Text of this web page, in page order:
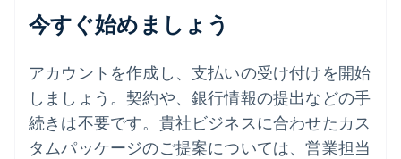
今すぐ始めましょう
アカウントを作成し、支払いの受け付けを開始
しましょう。契約や、銀行情報の提出などの手
続きは不要です。貴社ビジネスに合わせたカス
タムパッケージのご提案については、営業担当
ドイツ
ニュージーランド
English
ノルウェー
English
ハンガリー
English